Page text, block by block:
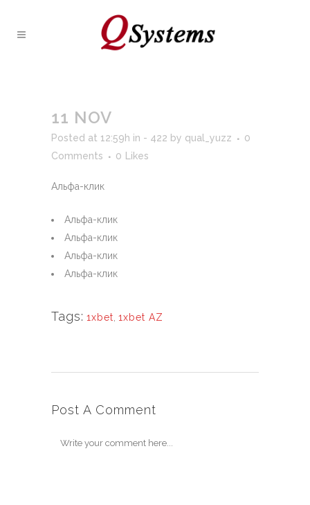
11 NOV
Posted at 12:59h in - 422 by qual_yuzz
0
Comments
0 Likes
Альфа-клик
Альфа-клик
Альфа-клик
Альфа-клик
Альфа-клик
Tags: 1xbet 1xbet AZ
Post A Comment